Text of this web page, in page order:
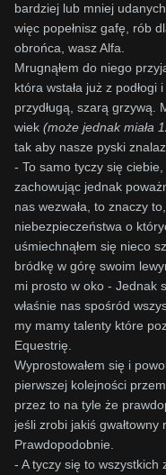
bardziej lub mniej
więc popełnisz gafę, rób
obrońca, wasz Alfa.
Mrugnąłem do niego
która wstała już z
przydługą, szarą grzywą.
wiek (może jednak miała
tak aby nasze pyski
- To samo tyczy się
zachowując jednak
nas wezwała, to znaczy
niebezpieczeństwa o
uśmiechnąłem się nieco
bródkę w górę swoim
mi prosto w oko - Jednak
właśnie nas spośród
my mamy talenty które
Equestrię.
Wyprostowałem się i
pierwszej kolejności
przez to na tyle że
jeśli zrobi jakiś gwałtowny
Prawdopodobnie.
- A tyczy się to wszystkich